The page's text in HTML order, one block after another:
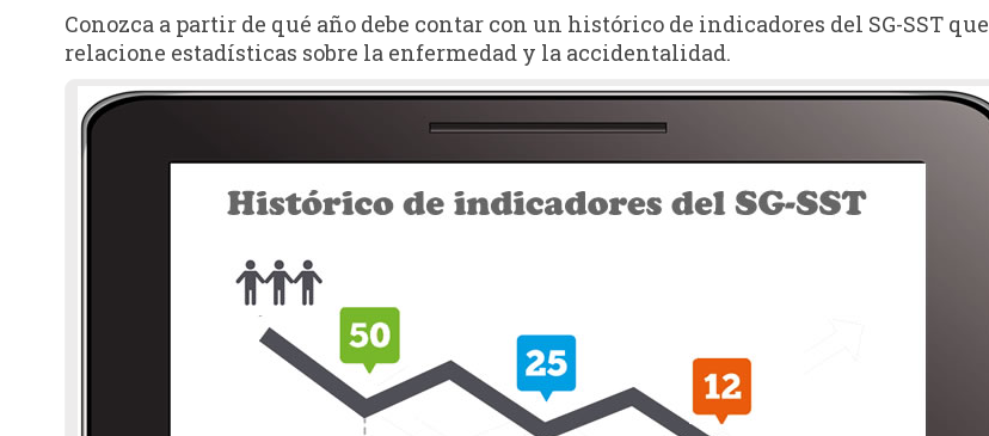
Conozca a partir de qué año debe contar con un histórico de indicadores del SG-SST que
relacione estadísticas sobre la enfermedad y la accidentalidad.